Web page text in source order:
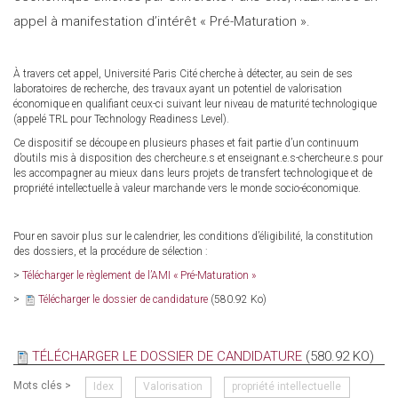
appel à manifestation d’intérêt « Pré-Maturation ».
À travers cet appel, Université Paris Cité cherche à détecter, au sein de ses
laboratoires de recherche, des travaux ayant un potentiel de valorisation
économique en qualifiant ceux-ci suivant leur niveau de maturité technologique
(appelé TRL pour Technology Readiness Level).
Ce dispositif se découpe en plusieurs phases et fait partie d’un continuum
d’outils mis à disposition des chercheur.e.s et enseignant.e.s-chercheur.e.s pour
les accompagner au mieux dans leurs projets de transfert technologique et de
propriété intellectuelle à valeur marchande vers le monde socio-économique.
Pour en savoir plus sur le calendrier, les conditions d’éligibilité, la constitution
des dossiers, et la procédure de sélection :
> Télécharger le règlement de l’AMI « Pré-Maturation »
>
Télécharger le dossier de candidature (580.92 Ko)
TÉLÉCHARGER LE DOSSIER DE CANDIDATURE (580.92 KO)
Mots clés > Idex Valorisation propriété intellectuelle